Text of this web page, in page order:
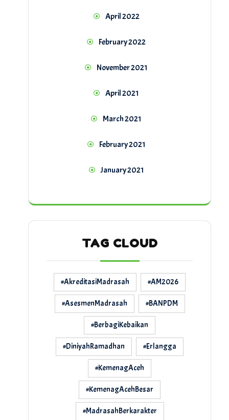
April 2022
February 2022
November 2021
April 2021
March 2021
February 2021
January 2021
TAG CLOUD
#AkreditasiMadrasah #AM2026
#AsesmenMadrasah #BANPDM
#BerbagiKebaikan
#DiniyahRamadhan #Erlangga
#KemenagAceh
#KemenagAcehBesar
#MadrasahBerkarakter